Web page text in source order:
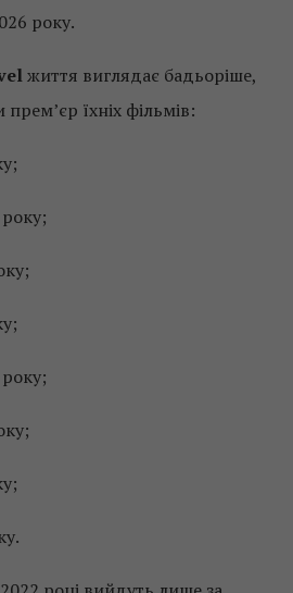
року.
життя виглядає бадьоріше,
їхніх фільмів: